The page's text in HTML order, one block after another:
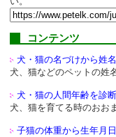
コンテンツ
犬・猫の名づけから姓
犬、猫などのペットの姓
犬・猫の人間年齢を診断
犬、猫を育てる時のおお
子猫の体重から生年月